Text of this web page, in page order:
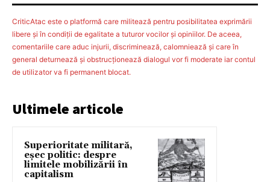
CriticAtac este o platformă care militează pentru posibilitatea exprimării
libere şi în condiţii de egalitate a tuturor vocilor şi opiniilor. De aceea,
comentariile care aduc injurii, discriminează, calomniează şi care în
general deturnează şi obstrucţionează dialogul vor fi moderate iar contul
de utilizator va fi permanent blocat.
Ultimele articole
Superioritate militară,
eșec politic: despre
limitele mobilizării în
capitalism